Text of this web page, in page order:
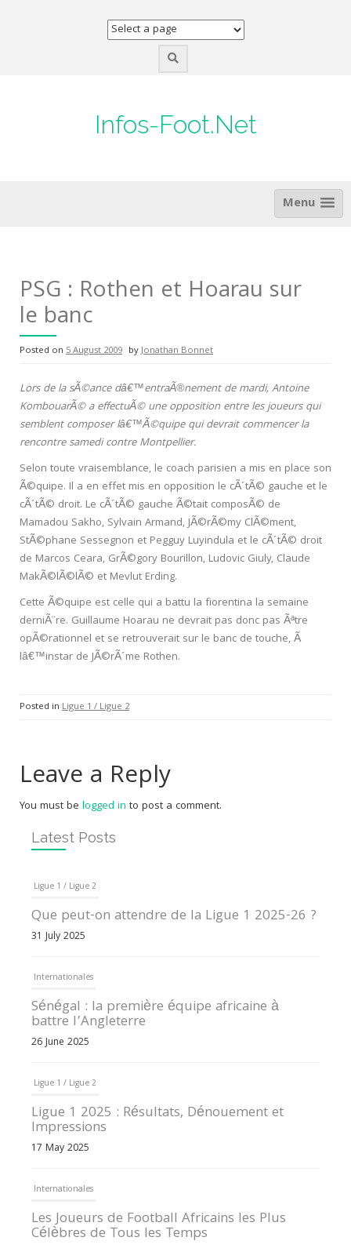
Infos-Foot.Net
Menu
PSG : Rothen et Hoarau sur
le banc
Posted on 5 August 2009 byJonathan Bonnet
Lors de la sÃ©ance dâ€™entraÃ®nement de mardi, Antoine
KombouarÃ© a effectuÃ© une opposition entre les joueurs qui
semblent composer lâ€™Ã©quipe qui devrait commencer la
rencontre samedi contre Montpellier.
Selon toute vraisemblance, le coach parisien a mis en place son
Ã©quipe. Il a en effet mis en opposition le cÃ´tÃ© gauche et le
cÃ´tÃ© droit. Le cÃ´tÃ© gauche Ã©tait composÃ© de
Mamadou Sakho, Sylvain Armand, JÃ©rÃ©my ClÃ©ment,
StÃ©phane Sessegnon et Pegguy Luyindula et le cÃ´tÃ© droit
de Marcos Ceara, GrÃ©gory Bourillon, Ludovic Giuly, Claude
MakÃ©lÃ©lÃ© et Mevlut Erding.
Cette Ã©quipe est celle qui a battu la fiorentina la semaine
derniÃ¨re. Guillaume Hoarau ne devrait pas donc pas Ãªtre
opÃ©rationnel et se retrouverait sur le banc de touche, Ã
lâ€™instar de JÃ©rÃ´me Rothen.
Posted in Ligue 1 / Ligue 2
Leave a Reply
You must be logged in to post a comment.
Latest Posts
Ligue 1 / Ligue 2
Que peut-on attendre de la Ligue 1 2025-26 ?
31 July 2025
Internationales
Sénégal : la première équipe africaine à
battre l’Angleterre
26 June 2025
Ligue 1 / Ligue 2
Ligue 1 2025 : Résultats, Dénouement et
Impressions
17 May 2025
Internationales
Les Joueurs de Football Africains les Plus
Célèbres de Tous les Temps